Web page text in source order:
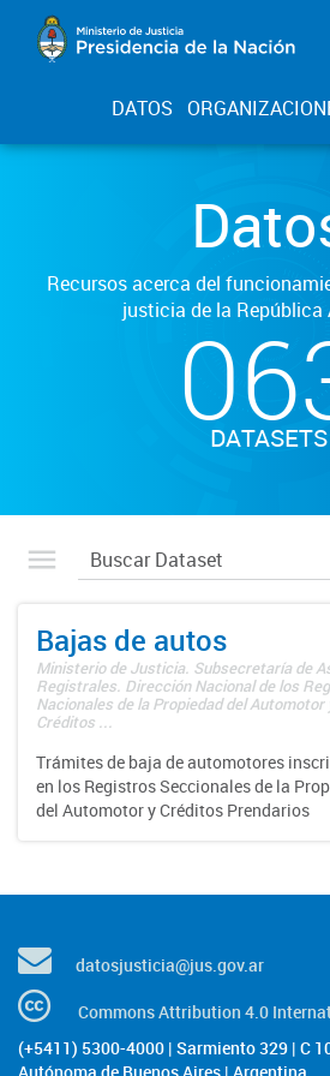
DATOS
Recursos acerca del
justicia de la República
DATASETS
Bajas de autos
Ministerio de Justicia. Subsecretaría de
Registrales. Dirección Nacional de los
Nacionales de la Propiedad del Automotor
Créditos ...
Trámites de baja de automotores
en los Registros Seccionales de la
del Automotor y Créditos Prendarios
datosjusticia@jus.gov.ar
Commons Attribution 4.0
(+5411) 5300-4000 | Sarmiento 329 | C